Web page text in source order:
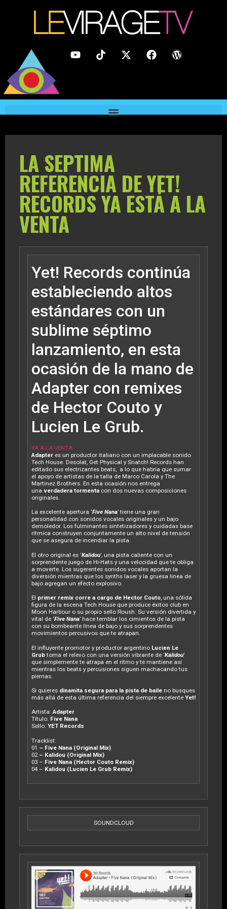
LA SEPTIMA
REFERENCIA DE YET!
RECORDS YA ESTÁ A LA
VENTA
Yet! Records continúa
estableciendo altos
estándares con un
sublime séptimo
lanzamiento, en esta
ocasión de la mano de
Adapter con remixes
de Hector Couto y
Lucien Le Grub.
YA A LA VENTA
Adapter es un productor italiano con un implacable sonido
Tech House. Desolat, Get Physical y Snatch! Records han
editado sus electrizantes beats, a lo que habría que sumar
el apoyo de artistas de la talla de Marco Carola y The
Martinez Brothers. En esta ocasión nos entrega
una verdadera tormenta con dos nuevas composiciones
originales.
La excelente apertura ‘Five Nana’ tiene una gran
personalidad con sonidos vocales originales y un bajo
demoledor. Los fulminantes sintetizadores y cuidadas base
rítmica construyen conjuntamente un alto nivel de tensión
que se asegura de incendiar la pista.
El otro original es ‘Kalidou’, una pista caliente con un
sorprendente juego de Hi-Hats y una velocidad que te obliga
a moverte. Los sugerentes sonidos vocales aportan la
diversión mientras que los synths laser y la gruesa linea de
bajo agregan un efecto explosivo.
El primer remix corre a cargo de Hector Couto, una sólida
figura de la escena Tech House que produce éxitos club en
Moon Harbour o su propio sello Roush. Su versión divertida y
vital de ‘Five Nana’ hace temblar los cimientos de la pista
con su bombeante línea de bajo y sus sorprendentes
movimientos percusivos que te atrapan.
El influyente promotor y productor argentino Lucien Le
Grubtoma el relevo con una versión vibrante de ‘Kalidou’
que simplemente te atrapa en el ritmo y te mantiene así
mientras los beats y percusiones siguen machacando tus
piernas.
Si quieres dinamita segura para la pista de baile no busques
más allá de esta última referencia del siempre excelente Yet!
Artista:Adapter
Título: Five Nana
Sello: YET Records
Tracklist:
01 – Five Nana (Original Mix)
02 – Kalidou (Original Mix)
03 – Five Nana (Hector Couto Remix)
04 – Kalidou (Lucien Le Grub Remix)
SOUNDCLOUD